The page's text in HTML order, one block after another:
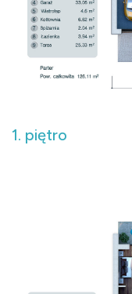
1. piętro